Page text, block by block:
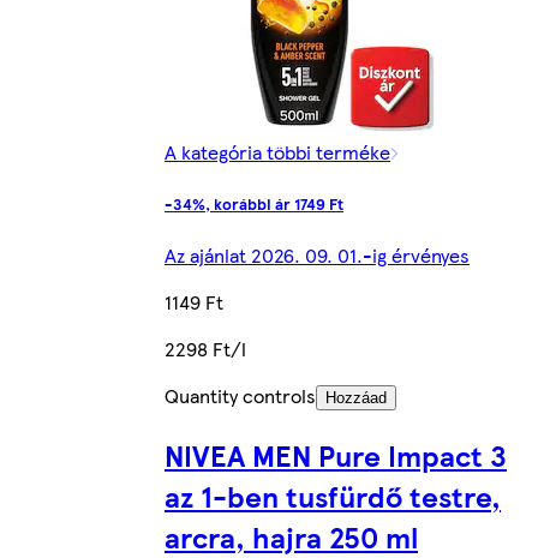
A kategória többi terméke
-34%, korábbi ár 1749 Ft
Az ajánlat 2026. 09. 01.-ig érvényes
1149 Ft
2298 Ft/l
Quantity controls
Hozzáad
NIVEA MEN Pure Impact 3
az 1-ben tusfürdő testre,
arcra, hajra 250 ml